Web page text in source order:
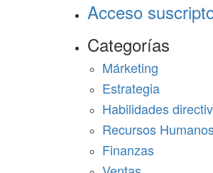
Acceso
Categorías
Márketing
Estrategia
Habilidades
Recursos
Finanzas